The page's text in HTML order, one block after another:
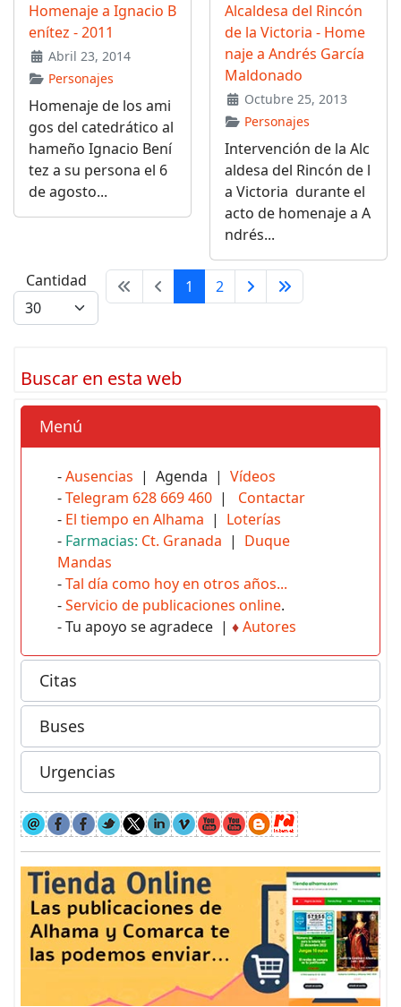
Homenaje a Ignacio B
enítez - 2011
Abril 23, 2014
Personajes
Homenaje de los ami
gos del catedrático al
hameño Ignacio Bení
tez a su persona el 6
de agosto...
Alcaldesa del Rincón
de la Victoria - Home
naje a Andrés García
Maldonado
Octubre 25, 2013
Personajes
Intervención de la Alc
aldesa del Rincón de l
a Victoria durante el
acto de homenaje a A
ndrés...
Cantidad 1 2
Buscar en esta web
Menú
-Ausencias | Agenda | Vídeos
-Telegram 628 669 460 | Contactar
- El tiempo en Alhama | Loterías
- Farmacias: Ct. Granada | Duque
Mandas
-Tal día como hoy en otros años...
-Servicio de publicaciones online.
- Tu apoyo se agradece | ♦Autores
Citas
Buses
Urgencias